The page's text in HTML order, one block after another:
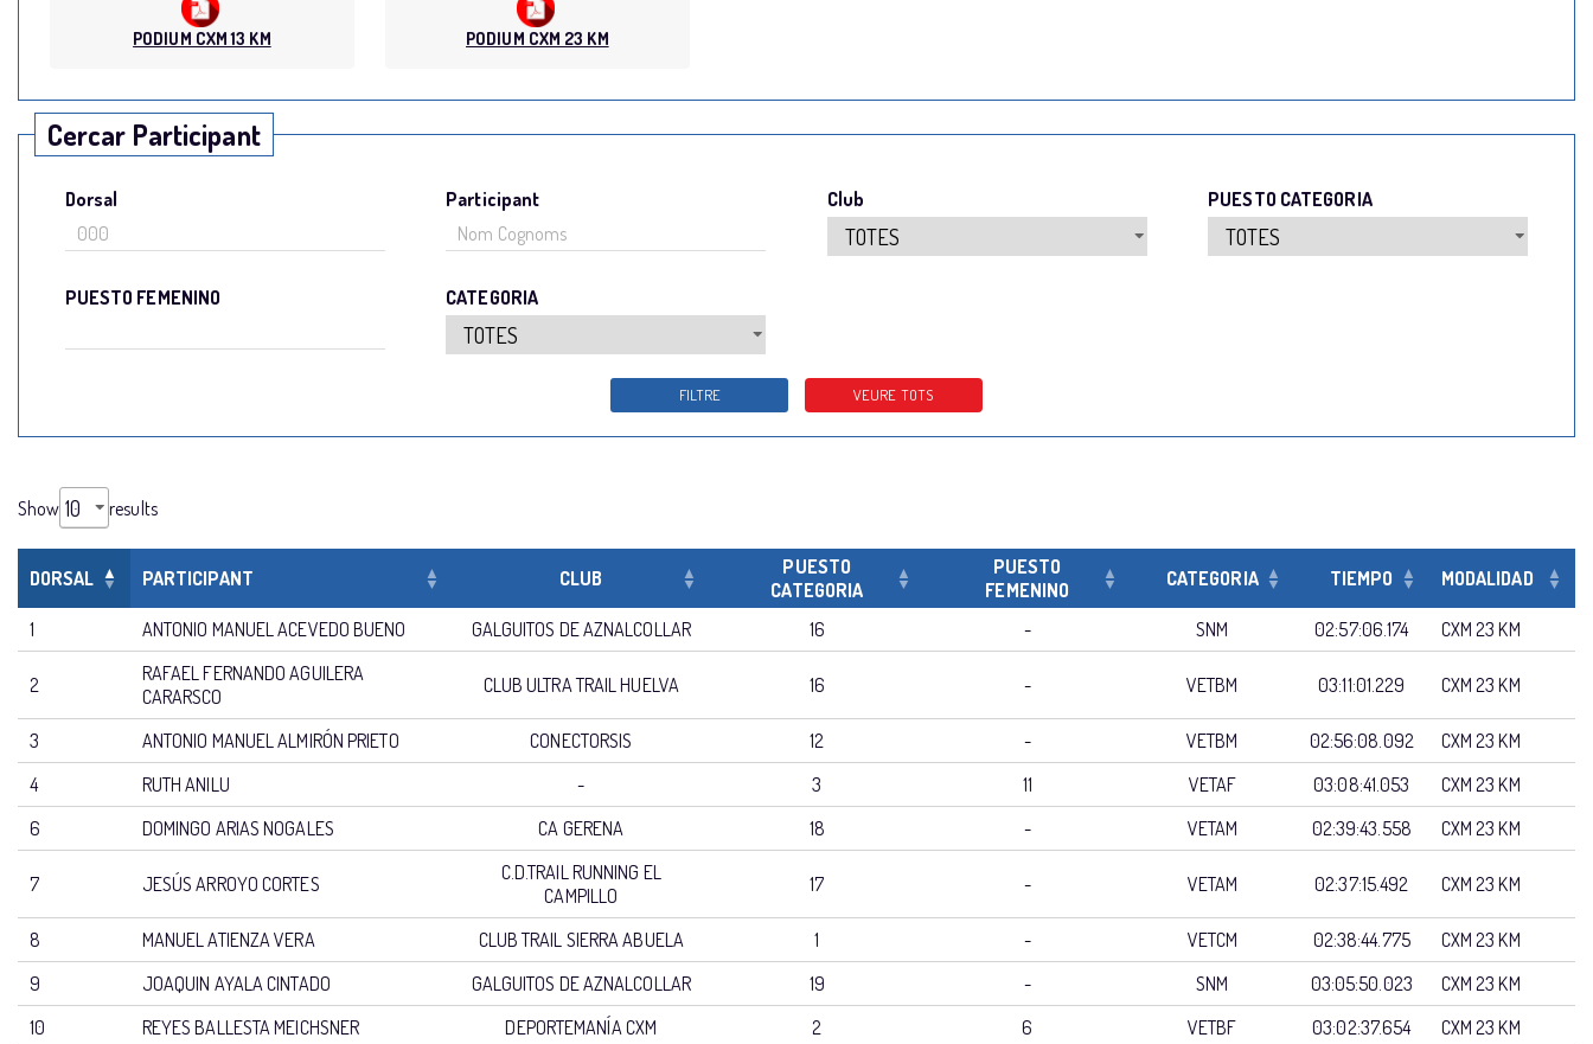
PODIUM CXM 13 KM PODIUM CXM 23 KM
Cercar Participant
Dorsal Participant Club PUESTO CATEGORIA
PUESTO FEMENINO CATEGORIA
Show results
DORSAL PARTICIPANT CLUB
PUESTO
CATEGORIA
PUESTO
FEMENINO
CATEGORIA TIEMPO MODALIDAD
1 ANTONIO MANUEL ACEVEDO BUENO GALGUITOS DE AZNALCOLLAR 16 - SNM 02:57:06.174 CXM 23 KM
2
RAFAEL FERNANDO AGUILERA
CARARSCO
CLUB ULTRA TRAIL HUELVA 16 - VETBM 03:11:01.229 CXM 23 KM
3 ANTONIO MANUEL ALMIRÓN PRIETO CONECTORSIS 12 - VETBM 02:56:08.092
CXM 23 KM
4
RUTH ANILU - 3 11 VETAF 03:08:41.053
CXM 23 KM
6
DOMINGO ARIAS NOGALES CA GERENA 18 - VETAM 02:39:43.558 CXM 23 KM
7 JESÚS ARROYO CORTES
C.D.TRAIL RUNNING EL
CAMPILLO
17 - VETAM 02:37:15.492 CXM 23 KM
8 MANUEL ATIENZA VERA CLUB TRAIL SIERRA ABUELA 1 - VETCM 02:38:44.775
CXM 23 KM
9
JOAQUIN AYALA CINTADO GALGUITOS DE AZNALCOLLAR 19 - SNM 03:05:50.023
CXM 23 KM
10
REYES BALLESTA MEICHSNER DEPORTEMANÍA CXM 2 6 VETBF 03:02:37.654
CXM 23 KM